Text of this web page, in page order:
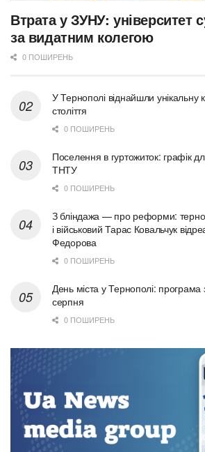
Втрата у ЗУНУ: університет
за видатним колегою
0 ПОШИРЕНЬ
У Тернополі віднайшли унікальну
століття
0 ПОШИРЕНЬ
Поселення в гуртожиток: графік
ТНТУ
0 ПОШИРЕНЬ
З бліндажа — про реформи:
і військовий Тарас Ковальчук
Федорова
0 ПОШИРЕНЬ
День міста у Тернополі: програма
серпня
0 ПОШИРЕНЬ